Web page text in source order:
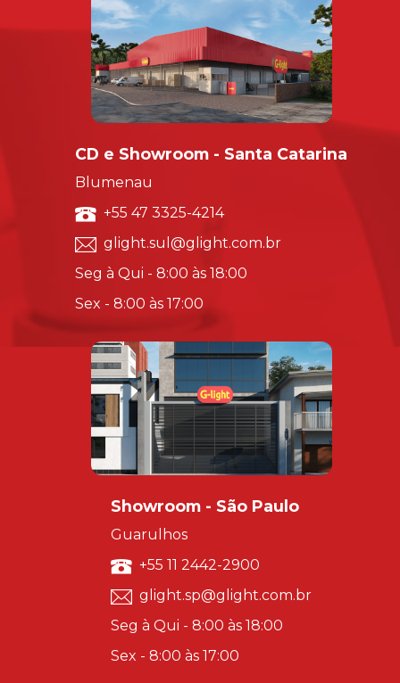
CD e Showroom - Santa Catarina
Blumenau
+55 47 3325-4214
glight.sul@glight.com.br
Seg à Qui - 8:00 às 18:00
Sex - 8:00 às 17:00
Showroom - São Paulo
Guarulhos
+55 11 2442-2900
glight.sp@glight.com.br
Seg à Qui - 8:00 às 18:00
Sex - 8:00 às 17:00